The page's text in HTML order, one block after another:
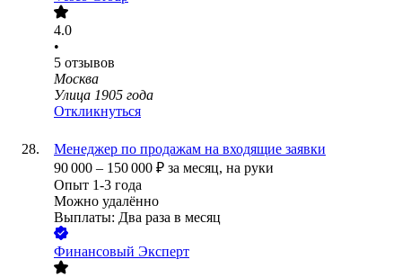
4.0
•
5 отзывов
Москва
Улица 1905 года
Откликнуться
Менеджер по продажам на входящие заявки
90 000 – 150 000 ₽ за месяц, на руки
Опыт 1-3 года
Можно удалённо
Выплаты: Два раза в месяц
Финансовый Эксперт